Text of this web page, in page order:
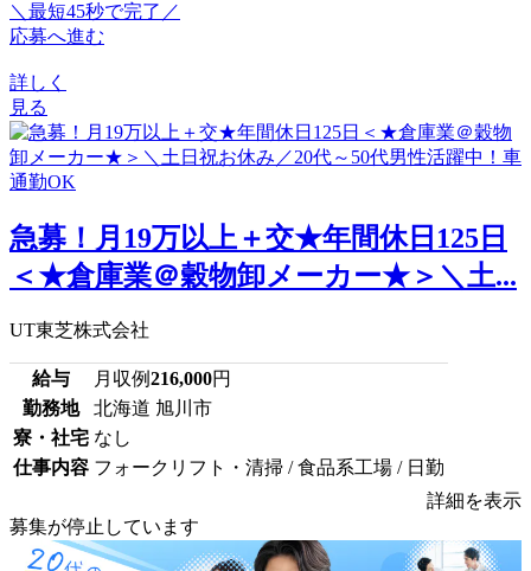
＼最短45秒で完了／
応募へ進む
詳しく
見る
急募！月19万以上＋交★年間休日125日
＜★倉庫業＠穀物卸メーカー★＞＼土...
UT東芝株式会社
給与 月収例216,000円
勤務地
北海道 旭川市
寮・社宅 なし
仕事内容 フォークリフト・清掃 / 食品系工場 / 日勤
詳細を表示
募集が停止しています